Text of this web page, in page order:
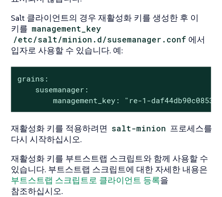
Salt 클라이언트의 경우 재활성화 키를 생성한 후 이
키를 management_key
/etc/salt/minion.d/susemanager.conf 에서
입자로 사용할 수 있습니다. 예:
grains:
    susemanager:
management_key: "re-1-
재활성화 키를 적용하려면 salt-minion 프로세스를
다시 시작하십시오.
재활성화 키를 부트스트랩 스크립트와 함께 사용할 수
있습니다. 부트스트랩 스크립트에 대한 자세한 내용은
부트스트랩 스크립트로 클라이언트 등록을
참조하십시오.